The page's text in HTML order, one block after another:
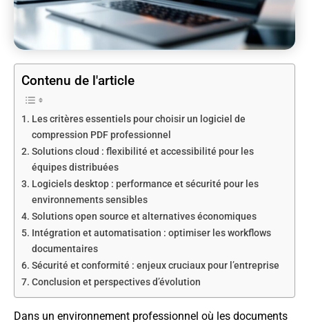
Contenu de l'article
Les critères essentiels pour choisir un logiciel de
compression PDF professionnel
Solutions cloud : flexibilité et accessibilité pour les
équipes distribuées
Logiciels desktop : performance et sécurité pour les
environnements sensibles
Solutions open source et alternatives économiques
Intégration et automatisation : optimiser les workflows
documentaires
Sécurité et conformité : enjeux cruciaux pour l’entreprise
Conclusion et perspectives d’évolution
Dans un environnement professionnel où les documents